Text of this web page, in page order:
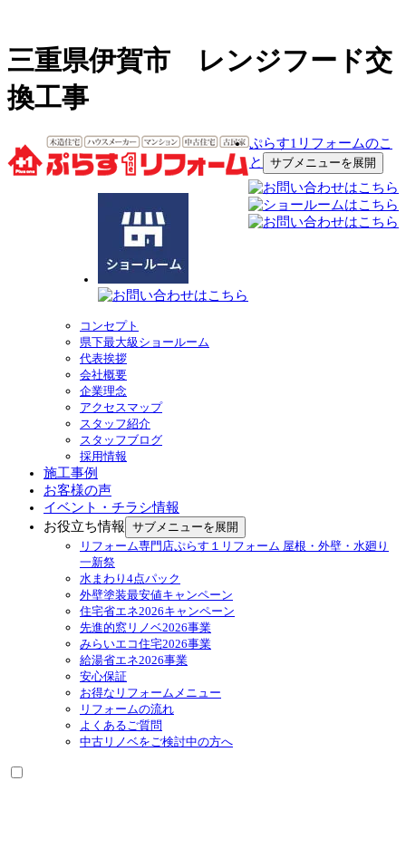
三重県伊賀市 レンジフード交
換工事
ぷらす1リフォームのこ
と
サブメニューを展開
コンセプト
県下最大級ショールーム
代表挨拶
会社概要
企業理念
アクセスマップ
スタッフ紹介
スタッフブログ
採用情報
施工事例
お客様の声
イベント・チラシ情報
お役立ち情報 サブメニューを展開
リフォーム専門店ぷらす１リフォーム 屋根・外壁・水廻り
一新祭
水まわり4点パック
外壁塗装最安値キャンペーン
住宅省エネ2026キャンペーン
先進的窓リノベ2026事業
みらいエコ住宅2026事業
給湯省エネ2026事業
安心保証
お得なリフォームメニュー
リフォームの流れ
よくあるご質問
中古リノベをご検討中の方へ